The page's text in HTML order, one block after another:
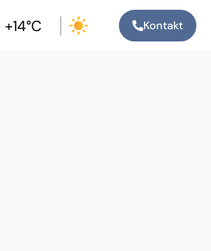
+14°C Kontakt